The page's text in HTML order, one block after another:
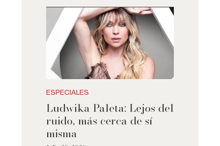
ESPECIALES
Ludwika Paleta: Lejos del
ruido, más cerca de sí
misma